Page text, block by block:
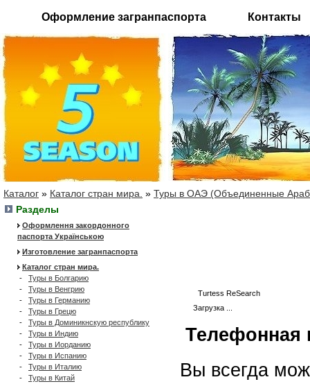
Оформление загранпаспорта Контакты
Каталог » Каталог стран мира. » Туры в ОАЭ (Объединенные
Разделы
Оформлення закордонного
паспорта Українською
Изготовление загранпаспорта
Каталог стран мира.
- Туры в Болгарию
- Туры в Венгрию
- Туры в Германию
- Туры в Грецю
- Туры в Доминикнскую республику
- Туры в Индию
- Туры в Иорданию
- Туры в Испанию
- Туры в Италию
- Туры в Китай
Turtess ReSearch
Загрузка ...
Вы всегда